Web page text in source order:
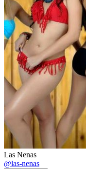
Las Nenas
@las-nenas